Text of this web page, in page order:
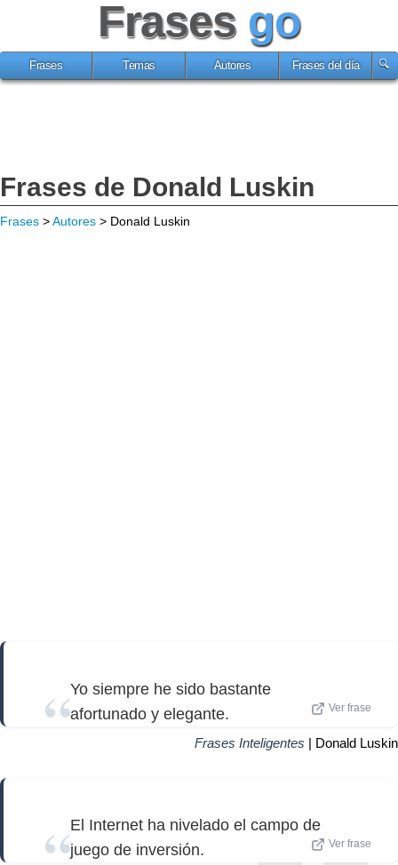
Frases go
Frases Temas Autores Frases del día
Frases de Donald Luskin
Frases >Autores > Donald Luskin
Yo siempre he sido bastante
afortunado y elegante.
Ver frase
Frases Inteligentes | Donald Luskin
El Internet ha nivelado el campo de
juego de inversión.
Ver frase